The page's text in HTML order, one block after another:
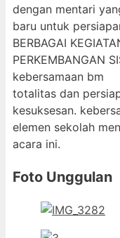
dengan mentari
baru untuk
BERBAGAI
PERKEMBANGAN
kebersamaan bm
totalitas dan
kesuksesan.
elemen sekolah
acara ini.
Foto Unggulan